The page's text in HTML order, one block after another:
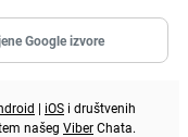
Google izvore
| iOS i društvenih
našeg ViberChata.